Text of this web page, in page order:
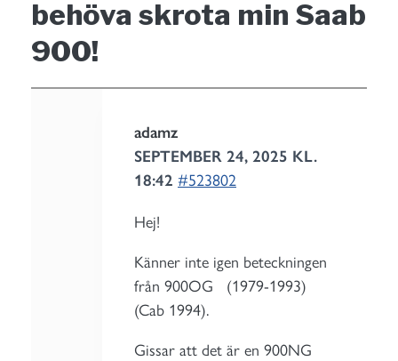
behöva skrota min Saab
900!
adamz
SEPTEMBER 24, 2025 KL.
18:42 #523802
Hej!
Känner inte igen beteckningen
från 900OG (1979-1993)
(Cab 1994).
Gissar att det är en 900NG